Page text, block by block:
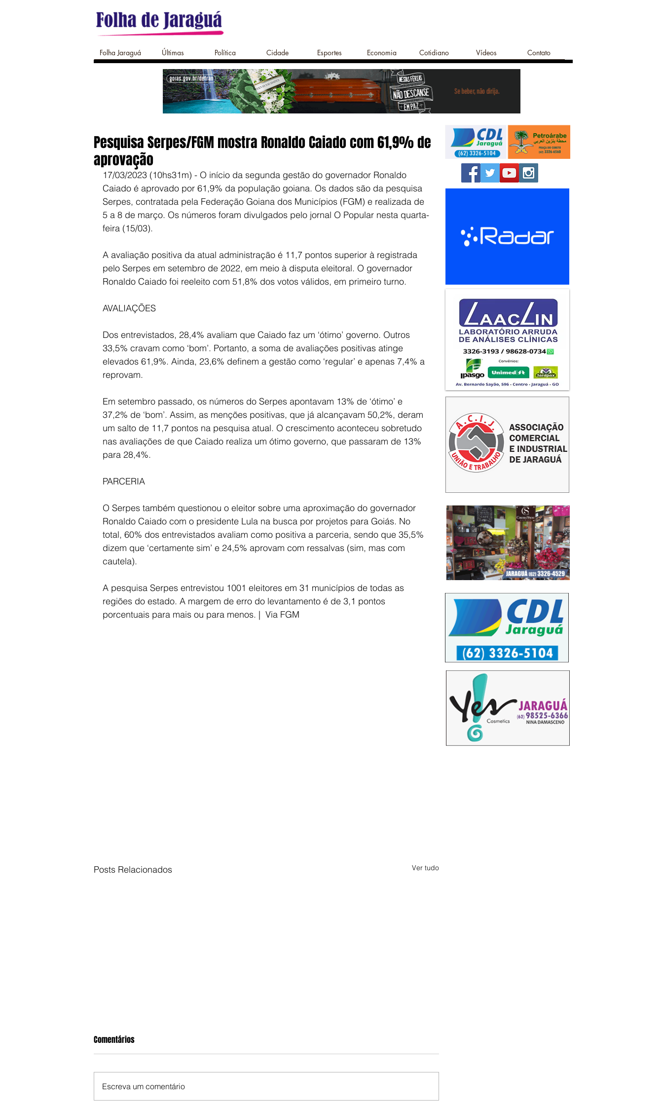
Folha Jaraguá Últimas Política Cidade Esportes Economia Cotidiano Vídeos Contato
Pesquisa Serpes/FGM mostra Ronaldo Caiado com 61,9% de
aprovação
17/03/2023 (10hs31m) - O início da segunda gestão do governador Ronaldo
Caiado é aprovado por 61,9% da população goiana. Os dados são da pesquisa
Serpes, contratada pela Federação Goiana dos Municípios (FGM) e realizada de
5 a 8 de março. Os números foram divulgados pelo jornal O Popular nesta quarta-
feira (15/03).
A avaliação positiva da atual administração é 11,7 pontos superior à registrada
pelo Serpes em setembro de 2022, em meio à disputa eleitoral. O governador
Ronaldo Caiado foi reeleito com 51,8% dos votos válidos, em primeiro turno.
AVALIAÇÕES
Dos entrevistados, 28,4% avaliam que Caiado faz um ‘ótimo’ governo. Outros
33,5% cravam como ‘bom’. Portanto, a soma de avaliações positivas atinge
elevados 61,9%. Ainda, 23,6% definem a gestão como ‘regular’ e apenas 7,4% a
reprovam.
Em setembro passado, os números do Serpes apontavam 13% de ‘ótimo’ e
37,2% de ‘bom’. Assim, as menções positivas, que já alcançavam 50,2%, deram
um salto de 11,7 pontos na pesquisa atual. O crescimento aconteceu sobretudo
nas avaliações de que Caiado realiza um ótimo governo, que passaram de 13%
para 28,4%.
PARCERIA
O Serpes também questionou o eleitor sobre uma aproximação do governador
Ronaldo Caiado com o presidente Lula na busca por projetos para Goiás. No
total, 60% dos entrevistados avaliam como positiva a parceria, sendo que 35,5%
dizem que ‘certamente sim’ e 24,5% aprovam com ressalvas (sim, mas com
cautela).
A pesquisa Serpes entrevistou 1001 eleitores em 31 municípios de todas as
regiões do estado. A margem de erro do levantamento é de 3,1 pontos
porcentuais para mais ou para menos. |  Via FGM
Posts Relacionados Ver tudo
Comentários
Escreva um comentário